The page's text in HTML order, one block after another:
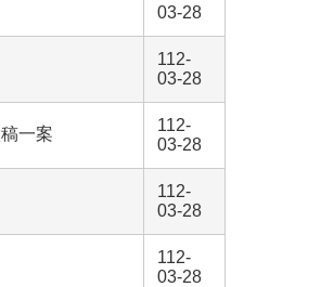
03-28
112-
03-28
一案
112-
03-28
112-
03-28
112-
03-28